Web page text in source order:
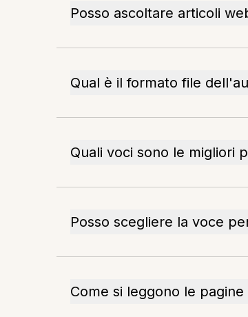
Posso ascoltare articoli
Qual è il formato file
Quali voci sono le migliori
Posso scegliere la voce
Come si leggono le